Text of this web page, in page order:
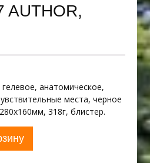
AUTHOR,
анатомическое,
места, черное
318г, блистер.